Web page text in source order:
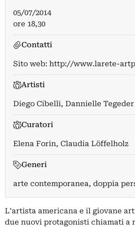
05/07/2014
ore 18,30
Contatti
Sito web: http://www.larete-
Artisti
Diego Cibelli, Dannielle Tegeder
Curatori
Elena Forin, Claudia Löffelholz
Generi
arte contemporanea, doppia
L’artista americana e il giovane
due nuovi protagonisti chiamati a